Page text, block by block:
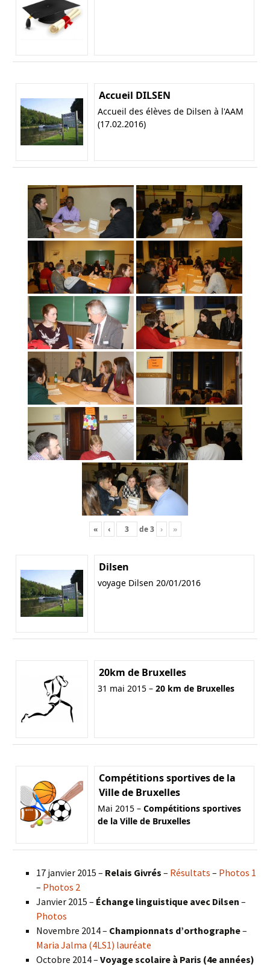
Accueil DILSEN
Accueil des élèves de Dilsen à l'AAM
(17.02.2016)
« ‹ de3 › »
Dilsen
voyage Dilsen 20/01/2016
20km de Bruxelles
31 mai 2015 – 20 km de Bruxelles
Compétitions sportives de la
Ville de Bruxelles
Mai 2015 – Compétitions sportives
de la Ville de Bruxelles
17 janvier 2015 – Relais Givrés – Résultats – Photos 1
– Photos 2
Janvier 2015 – Échange linguistique avec Dilsen –
Photos
Novembre 2014 – Championnats d’orthographe–
Maria Jalma (4LS1) lauréate
Octobre 2014 – Voyage scolaire à Paris (4e années)